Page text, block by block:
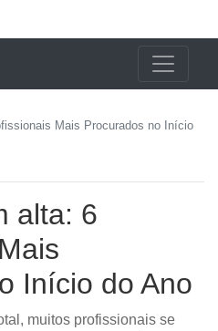
Mais Procurados no Início
alta: 6
Início do Ano
muitos profissionais se